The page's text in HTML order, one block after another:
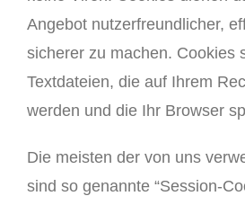
Angebot nutzerfreundlicher,
sicherer zu machen. Cookies
Textdateien, die auf Ihrem
werden und die Ihr Browser
Die meisten der von uns
sind so genannte “Session-